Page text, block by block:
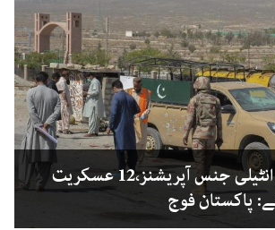
بلوچستان میں انٹیلی جنس آپریشنز،12 عسکریت
پاکستان فوج